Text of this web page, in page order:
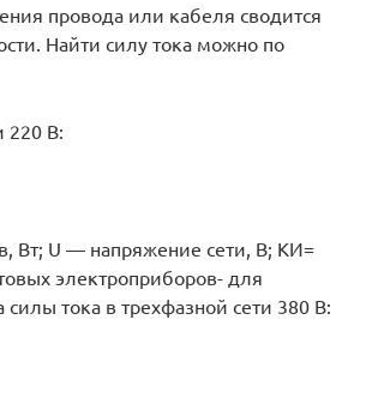
провода или кабеля сводится
Найти силу тока можно по
220 В:
Вт; U — напряжение сети, В; КИ=
электроприборов- для
тока в трехфазной сети 380 В: